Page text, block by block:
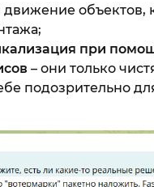
движение объектов,
при
– они только
подозрительно